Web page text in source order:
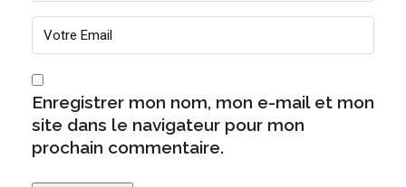
Enregistrer mon nom, mon e-mail et mon
site dans le navigateur pour mon
prochain commentaire.